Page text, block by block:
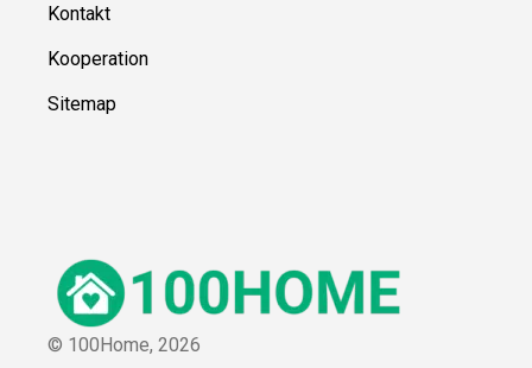
Kontakt
Kooperation
Sitemap
© 100Home, 2026